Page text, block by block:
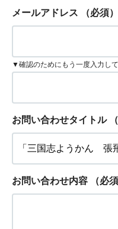
メールアドレス （必須）
▼確認のためにもう一度入力して
お問い合わせタイトル
お問い合わせ内容 （必須